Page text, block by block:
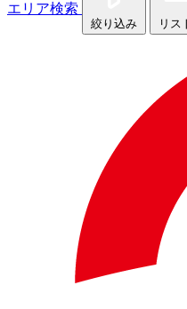
エリア検索
絞り込み リス